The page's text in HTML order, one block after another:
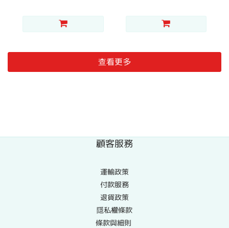
查看更多
顧客服務
運輸政策
付款服務
退貨政策
隱私權條款
條款與細則